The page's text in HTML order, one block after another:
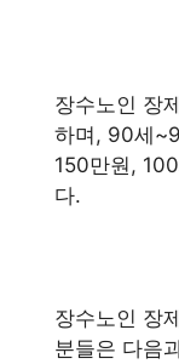
장수노인 장
하며, 90세
150만원,
다.
장수노인 장
분들은 다음